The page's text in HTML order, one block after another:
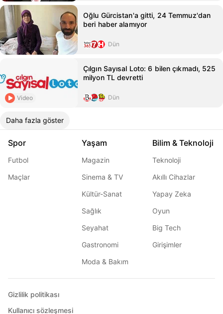
Oğlu Gürcistan'a gitti, 24 Temmuz'dan
beri haber alamıyor
Dün
Video
Çılgın Sayısal Loto: 6 bilen çıkmadı, 525
milyon TL devretti
Dün
Daha fazla göster
Spor
Futbol
Maçlar
Yaşam
Magazin
Sinema & TV
Kültür-Sanat
Sağlık
Seyahat
Gastronomi
Moda & Bakım
Bilim & Teknoloji
Teknoloji
Akıllı Cihazlar
Yapay Zeka
Oyun
Big Tech
Girişimler
Gizlilik politikası
Kullanıcı sözleşmesi